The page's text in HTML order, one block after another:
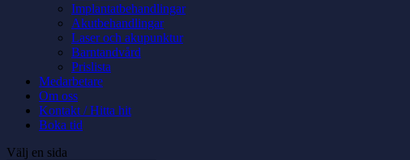
Implantatbehandlingar
Akutbehandlingar
Laser och akupunktur
Barntandvård
Prislista
Medarbetare
Om oss
Kontakt / Hitta hit
Boka tid
Välj en sida